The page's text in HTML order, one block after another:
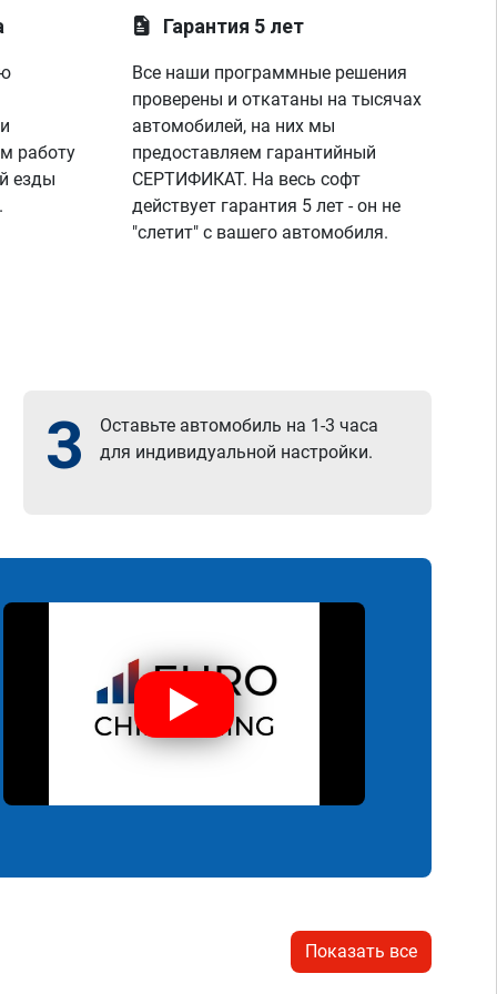
покатался,понаблюдал,радуюсь,заехал к
диагностику,глянули что всё нормально и
я поехал радостный,записавшись к ним
же на чип тюнинг,парни вы лучшие!
спасибо вашей команде за отличную
работу,сервис отличный, рекомендую!
всем добра)
работу
езды
Гарантия 5 лет
Все наши программные решения
проверены и откатаны на тысячах
автомобилей, на них мы
предоставляем гарантийный
СЕРТИФИКАТ. На весь софт
действует гарантия 5 лет - он не
"слетит" с вашего автомобиля.
3
Оставьте автомобиль на 1-3 часа
для индивидуальной настройки.
Показать все